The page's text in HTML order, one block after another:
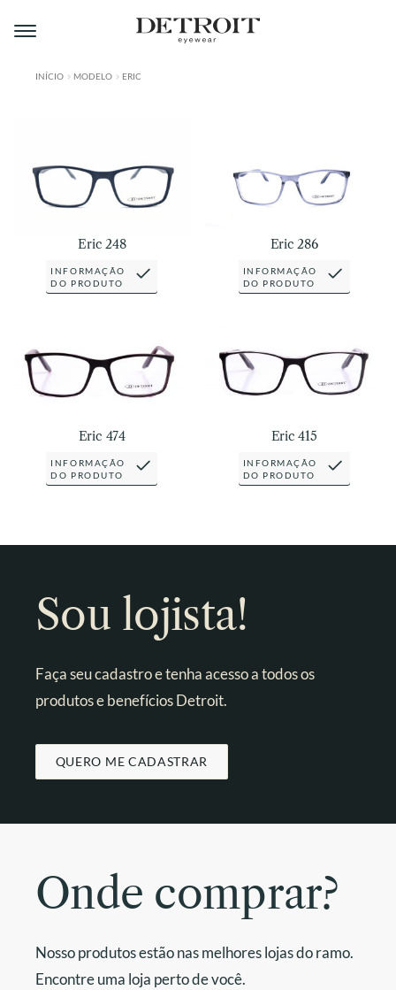
Pular
para
Pular
para
A MONTMARTRE
CONTATO
INÍCIO MODELO ERIC
Eric 248
INFORMAÇÃO
DO PRODUTO
Eric 286
INFORMAÇÃO
DO PRODUTO
Eric 474
INFORMAÇÃO
DO PRODUTO
Eric 415
INFORMAÇÃO
DO PRODUTO
Sou lojista!
Faça seu cadastro e tenha acesso a todos os
produtos e benefícios Detroit.
QUERO ME CADASTRAR
Onde comprar?
Nosso produtos estão nas melhores lojas do ramo.
Encontre uma loja perto de você.